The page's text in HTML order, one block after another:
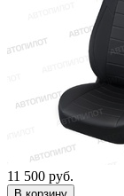
11 500 руб.